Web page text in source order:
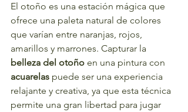
El otoño es una estación mágica que
ofrece una paleta natural de colores
que varían entre naranjas, rojos,
amarillos y marrones. Capturar la
belleza del otoño en una pintura con
acuarelas puede ser una experiencia
relajante y creativa, ya que esta técnica
permite una gran libertad para jugar